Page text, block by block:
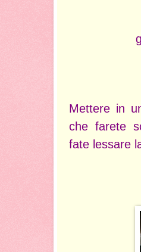
Mettere in
che farete
fate lessare